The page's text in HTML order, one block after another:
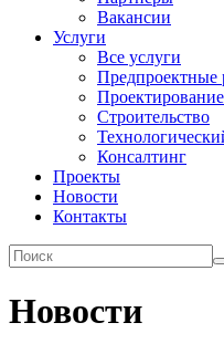
Вакансии
Услуги
Все услуги
Предпроектные
Проектирование
Строительство
Консалтинг
Проекты
Новости
Контакты
Новости